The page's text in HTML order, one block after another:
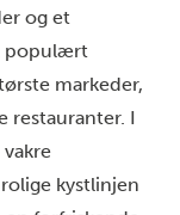
og et
populært
markeder,
restauranter. I
kystlinjen